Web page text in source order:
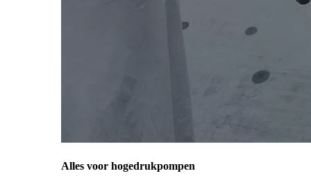
Alles voor hogedrukpompen